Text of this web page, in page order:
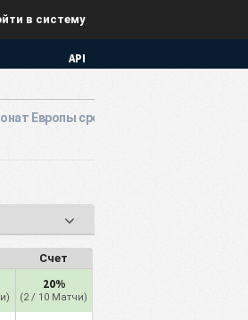
в систему
API
Европы среди молодёжных команд
Счет
20%
(2 / 10 Матчи)